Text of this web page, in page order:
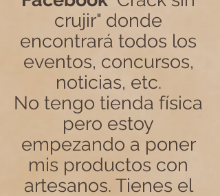
crujir" donde
encontrará todos los
eventos, concursos,
noticias, etc.
No tengo tienda física
pero estoy
empezando a poner
mis productos con
artesanos. Tienes el